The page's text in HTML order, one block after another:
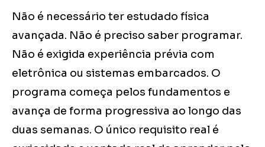
Não é necessário ter estudado física
avançada. Não é preciso saber programar.
Não é exigida experiência prévia com
eletrônica ou sistemas embarcados. O
programa começa pelos fundamentos e
avança de forma progressiva ao longo das
duas semanas. O único requisito real é